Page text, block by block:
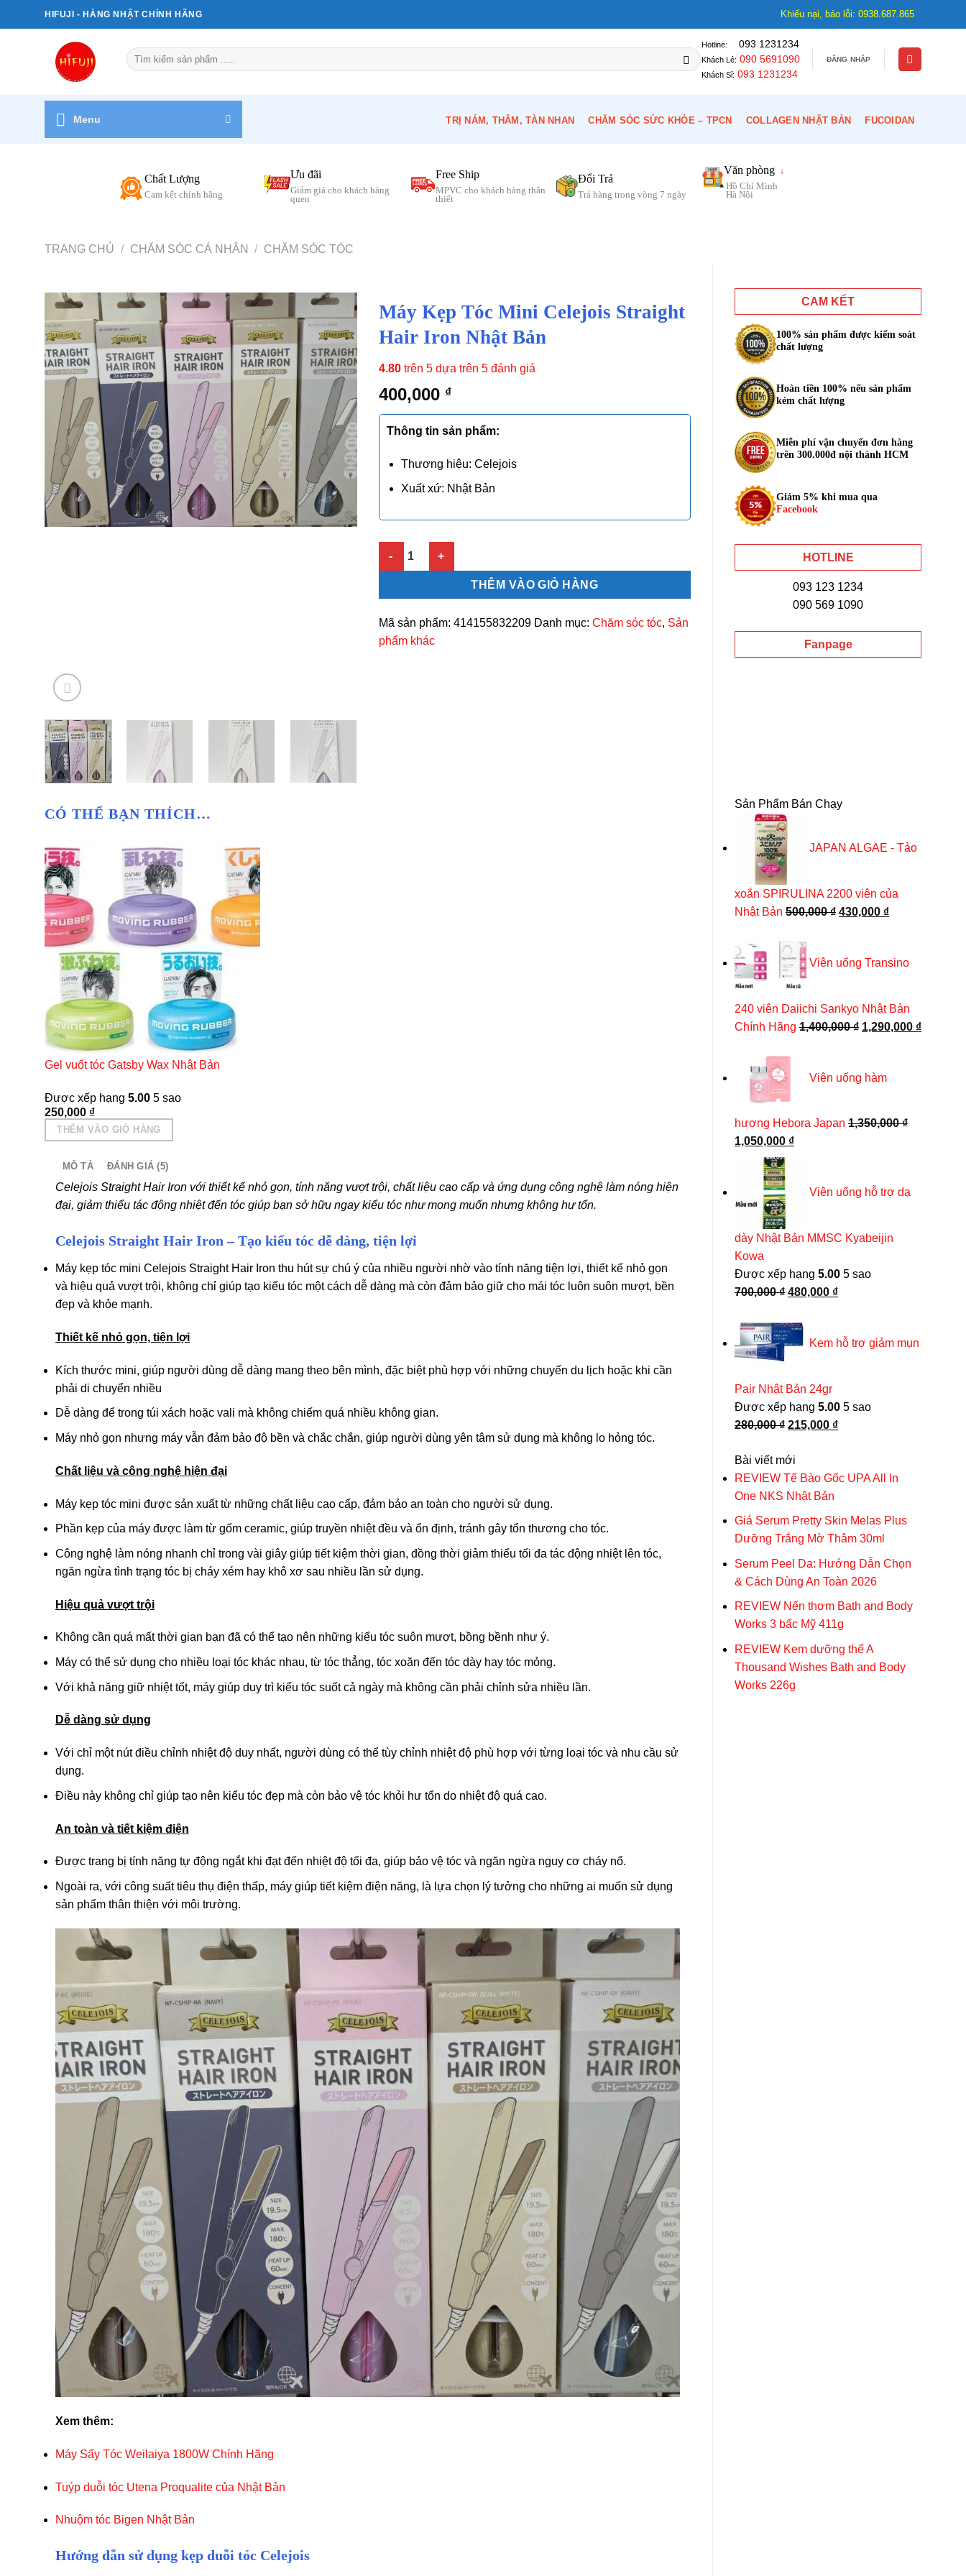
qua
HIFUJI - HÀNG NHẬT CHÍNH HÃNG Khiếu nại, báo lỗi: 0938.687.865
Tìm
kiếm:
Hotline: 093 1231234
Khách Lẻ: 090 5691090
Khách Sỉ: 093 1231234
ĐĂNG NHẬP
Menu TRỊ NÁM, THÂM, TÀN NHAN CHĂM SÓC SỨC KHỎE – TPCN COLLAGEN NHẬT BẢN FUCOIDAN
Chất Lượng
Cam kết chính hãng
Ưu đãi
Giảm giá cho khách hàng
quen
Free Ship
MPVC cho khách hàng thân
thiết
Đổi Trả
Trả hàng trong vòng 7 ngày
Văn phòng ↓
Hồ Chí Minh
Hà Nội
TRANG CHỦ / CHĂM SÓC CÁ NHÂN / CHĂM SÓC TÓC
CAM KẾT
100% sản phẩm được kiểm soát
chất lượng
Hoàn tiền 100% nếu sản phẩm
kém chất lượng
Miễn phí vận chuyển đơn hàng
trên 300.000đ nội thành HCM
Giảm 5% khi mua qua
Facebook
HOTLINE
093 123 1234
090 569 1090
Fanpage
Sản Phẩm Bán Chạy
JAPAN ALGAE - Tảo
xoắn SPIRULINA 2200 viên của
Nhật Bản 500,000₫ Giá
500,000 ₫.
430,000 ₫Giá
là:
Viên uống Transino
240 viên Daiichi Sankyo Nhật Bản
Chính Hãng 1,400,000₫ Giá
1,400,000 ₫.
1,290,000 ₫Giá
Viên uống hàm
hương Hebora Japan 1,350,000₫
Giá
1,350,000 ₫.
1,050,000 ₫Giá
Viên uống hỗ trợ dạ
dày Nhật Bản MMSC Kyabeijin
Kowa
Được xếp hạng 5.00 5 sao
700,000₫ Giá
là:
700,000 ₫.
480,000 ₫Giá
là:
Kem hỗ trợ giảm mụn
Pair Nhật Bản 24gr
Được xếp hạng 5.00 5 sao
280,000₫ Giá
là:
280,000 ₫.
215,000 ₫Giá
là:
Bài viết mới
REVIEW Tế Bào Gốc UPA All In
One NKS Nhật Bản
Giá Serum Pretty Skin Melas Plus
Dưỡng Trắng Mờ Thâm 30ml
Serum Peel Da: Hướng Dẫn Chọn
& Cách Dùng An Toàn 2026
REVIEW Nến thơm Bath and Body
Works 3 bấc Mỹ 411g
REVIEW Kem dưỡng thể A
Thousand Wishes Bath and Body
Works 226g
Máy Kẹp Tóc Mini Celejois Straight
Hair Iron Nhật Bản
4.80trên 5 dựa trên 5đánh giá
400,000 ₫
Thông tin sản phẩm:
Thương hiệu: Celejois
Xuất xứ: Nhật Bản
Máy Kẹp Tóc Mini Celejois Straight Hair Iron Nhật Bản số lượng
THÊM VÀO GIỎ HÀNG
Mã sản phẩm: 414155832209 Danh mục: Chăm sóc tóc, Sản
phẩm khác
CÓ THỂ BẠN THÍCH…
Gel vuốt tóc Gatsby Wax Nhật Bản
Được xếp hạng 5.005 sao
250,000 ₫
THÊM VÀO GIỎ HÀNG
Tuýp duỗi tóc Utena Proqualite của Nhật Bản –
THÊM VÀO GIỎ HÀNG
MÔ TẢ ĐÁNH GIÁ (5)
Celejois Straight Hair Iron với thiết kế nhỏ gọn, tính năng vượt trội, chất liệu cao cấp và ứng dụng công nghệ làm nóng hiện
đại, giảm thiểu tác động nhiệt đến tóc giúp bạn sở hữu ngay kiểu tóc như mong muốn nhưng không hư tổn.
Celejois Straight Hair Iron – Tạo kiểu tóc dễ dàng, tiện lợi
Máy kẹp tóc mini Celejois Straight Hair Iron thu hút sự chú ý của nhiều người nhờ vào tính năng tiện lợi, thiết kế nhỏ gọn
và hiệu quả vượt trội, không chỉ giúp tạo kiểu tóc một cách dễ dàng mà còn đảm bảo giữ cho mái tóc luôn suôn mượt, bền
đẹp và khỏe mạnh.
Thiết kế nhỏ gọn, tiện lợi
Kích thước mini, giúp người dùng dễ dàng mang theo bên mình, đặc biệt phù hợp với những chuyến du lịch hoặc khi cần
phải di chuyển nhiều
Dễ dàng để trong túi xách hoặc vali mà không chiếm quá nhiều không gian.
Máy nhỏ gọn nhưng máy vẫn đảm bảo độ bền và chắc chắn, giúp người dùng yên tâm sử dụng mà không lo hỏng tóc.
Chất liệu và công nghệ hiện đại
Máy kẹp tóc mini được sản xuất từ những chất liệu cao cấp, đảm bảo an toàn cho người sử dụng.
Phần kẹp của máy được làm từ gốm ceramic, giúp truyền nhiệt đều và ổn định, tránh gây tổn thương cho tóc.
Công nghệ làm nóng nhanh chỉ trong vài giây giúp tiết kiệm thời gian, đồng thời giảm thiểu tối đa tác động nhiệt lên tóc,
ngăn ngừa tình trạng tóc bị cháy xém hay khô xơ sau nhiều lần sử dụng.
Hiệu quả vượt trội
Không cần quá mất thời gian bạn đã có thể tạo nên những kiểu tóc suôn mượt, bồng bềnh như ý.
Máy có thể sử dụng cho nhiều loại tóc khác nhau, từ tóc thẳng, tóc xoăn đến tóc dày hay tóc mỏng.
Với khả năng giữ nhiệt tốt, máy giúp duy trì kiểu tóc suốt cả ngày mà không cần phải chỉnh sửa nhiều lần.
Dễ dàng sử dụng
Với chỉ một nút điều chỉnh nhiệt độ duy nhất, người dùng có thể tùy chỉnh nhiệt độ phù hợp với từng loại tóc và nhu cầu sử
dụng.
Điều này không chỉ giúp tạo nên kiểu tóc đẹp mà còn bảo vệ tóc khỏi hư tổn do nhiệt độ quá cao.
An toàn và tiết kiệm điện
Được trang bị tính năng tự động ngắt khi đạt đến nhiệt độ tối đa, giúp bảo vệ tóc và ngăn ngừa nguy cơ cháy nổ.
Ngoài ra, với công suất tiêu thụ điện thấp, máy giúp tiết kiệm điện năng, là lựa chọn lý tưởng cho những ai muốn sử dụng
sản phẩm thân thiện với môi trường.
Xem thêm:
Máy Sấy Tóc Weilaiya 1800W Chính Hãng
Tuýp duỗi tóc Utena Proqualite của Nhật Bản
Nhuộm tóc Bigen Nhật Bản
Hướng dẫn sử dụng kẹp duỗi tóc Celejois